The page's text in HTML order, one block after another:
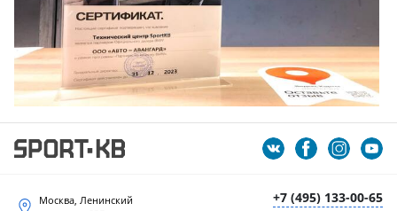
+7 (495) 133-00-65
Москва, Ленинский